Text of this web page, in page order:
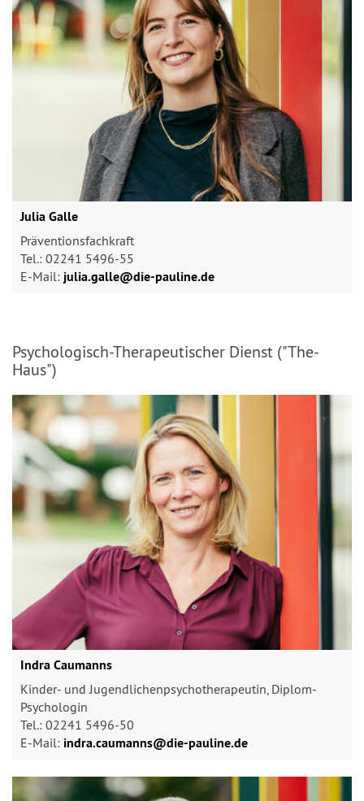
Julia Galle
Präventionsfachkraft
Tel.: 02241 5496-55
E-Mail: julia.galle@​die-pauline.de
Psychologisch-Therapeutischer Dienst ("The-
Haus")
Indra Caumanns
Kinder- und Jugendlichenpsychotherapeutin, Diplom-
Psychologin
Tel.: 02241 5496-50
E-Mail: indra.caumanns@​die-pauline.de